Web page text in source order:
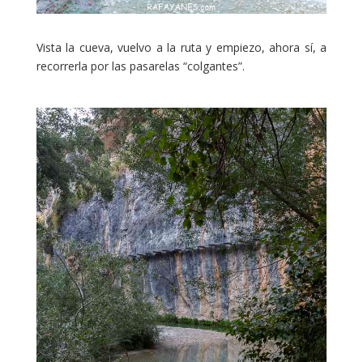
Vista la cueva, vuelvo a la ruta y empiezo, ahora sí, a
recorrerla por las pasarelas “colgantes”.